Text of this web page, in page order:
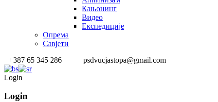
Кањонинг
Видео
Експедиције
Опрема
Савјети
+387 65 345 286
psdvucjastopa@gmail.com
Login
Login